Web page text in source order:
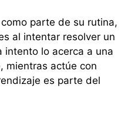
parte de su rutina,
al intentar resolver un
intento lo acerca a una
mientras actúe con
es parte del